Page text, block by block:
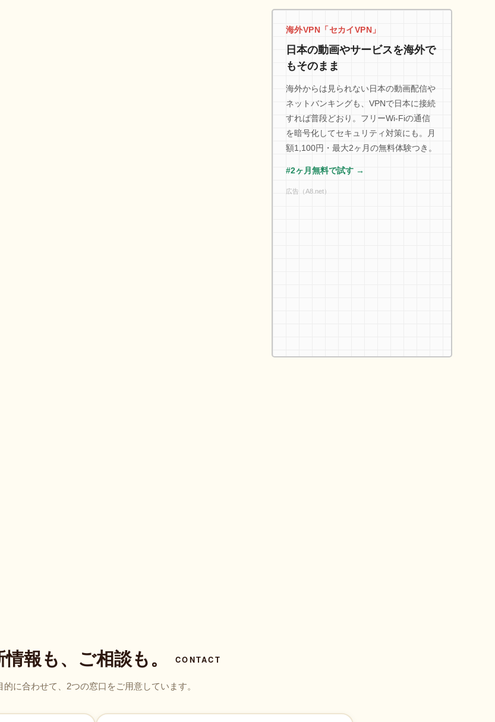
海外VPN「セカイVPN」
日本の動画やサービスを海外で
もそのまま
海外からは見られない日本の動画配信や
ネットバンキングも、VPNで日本に接続
すれば普段どおり。フリーWi-Fiの通信
を暗号化してセキュリティ対策にも。月
額1,100円・最大2ヶ月の無料体験つき。
#2ヶ月無料で試す →
広告（A8.net）
情報も、ご相談も。 CONTACT
的に合わせて、2つの窓口をご用意しています。